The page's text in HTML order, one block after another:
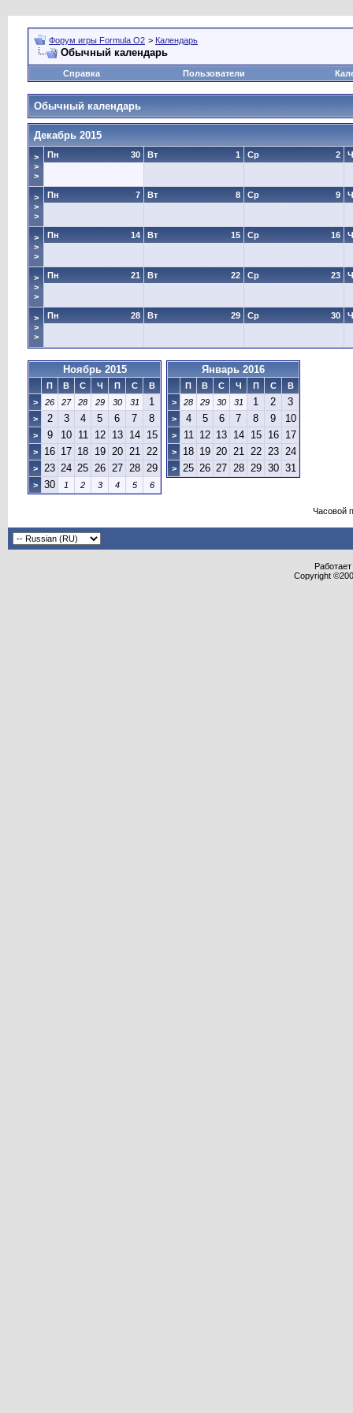
Форум игры Formula O2 > Календарь
Обычный календарь
Справка Пользователи
Обычный календарь
Декабрь 2015
>
>
>
30
Пн 1
Вт 2
Ср
>
>
>
7
Пн 8
Вт 9
Ср
>
>
>
14
Пн 15
Вт 16
Ср
>
>
>
21
Пн 22
Вт 23
Ср
>
>
>
28
Пн 29
Вт 30
Ср
Ноябрь 2015
П В С Ч П С
В
>
26 27 28 29 30 31 1
> 2 3 4 5 6 7 8
> 9 10 11 12 13 14 15
> 16 17 18 19 20 21 22
> 23 24 25 26 27 28 29
> 30 1 2 3 4 5 6
Январь 2016
П В С Ч П С
В
>
28 29 30 31 1 2 3
> 4 5 6 7 8 9 10
> 11 12 13 14 15 16 17
> 18 19 20 21 22 23 24
> 25 26 27 28 29 30 31
Часовой
Copyright